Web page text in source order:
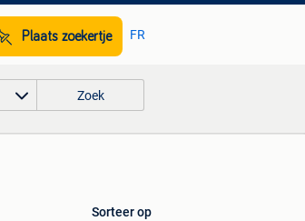
Plaats zoekertje FR
Zoek
Sorteer op